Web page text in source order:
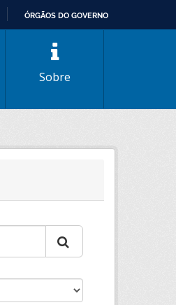
ÓRGÃOS DO GOVERNO
Sobre